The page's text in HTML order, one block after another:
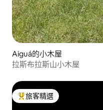
Aiguá的小木屋
拉斯布拉斯山小木屋
旅客精選榜首
旅客精選